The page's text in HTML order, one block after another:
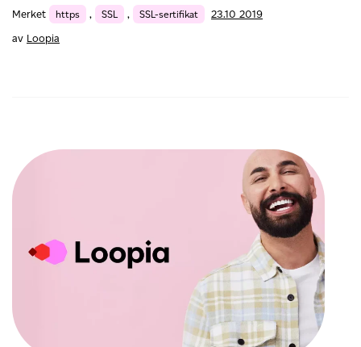
øker
sikkerheten
Merket https , SSL , SSL-sertifikat
23.10 2019
av Loopia